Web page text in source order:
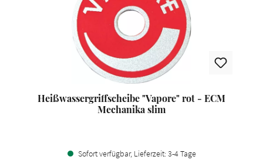
Heißwassergriffscheibe "Vapore" rot - ECM
Mechanika slim
Sofort verfügbar, Lieferzeit: 3-4 Tage